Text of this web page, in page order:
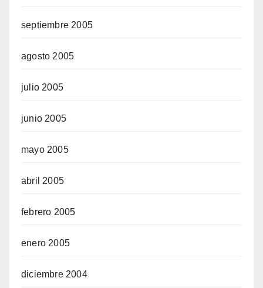
septiembre 2005
agosto 2005
julio 2005
junio 2005
mayo 2005
abril 2005
febrero 2005
enero 2005
diciembre 2004